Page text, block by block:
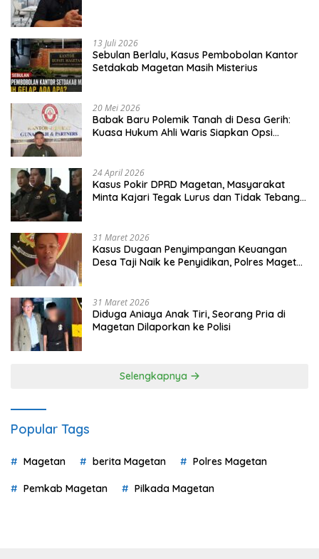
13 Juli 2026
Sebulan Berlalu, Kasus Pembobolan Kantor
Setdakab Magetan Masih Misterius
20 Mei 2026
Babak Baru Polemik Tanah di Desa Gerih:
Kuasa Hukum Ahli Waris Siapkan Opsi
24 April 2026
Kasus Pokir DPRD Magetan, Masyarakat
Minta Kajari Tegak Lurus dan Tidak Tebang
31 Maret 2026
Kasus Dugaan Penyimpangan Keuangan
Desa Taji Naik ke Penyidikan, Polres Magetan
31 Maret 2026
Diduga Aniaya Anak Tiri, Seorang Pria di
Magetan Dilaporkan ke Polisi
Selengkapnya
Popular Tags
Magetan berita Magetan Polres Magetan
Pemkab Magetan Pilkada Magetan